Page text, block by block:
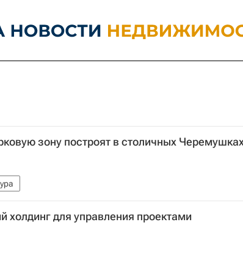
зону построят в столичных
холдинг для управления проектами